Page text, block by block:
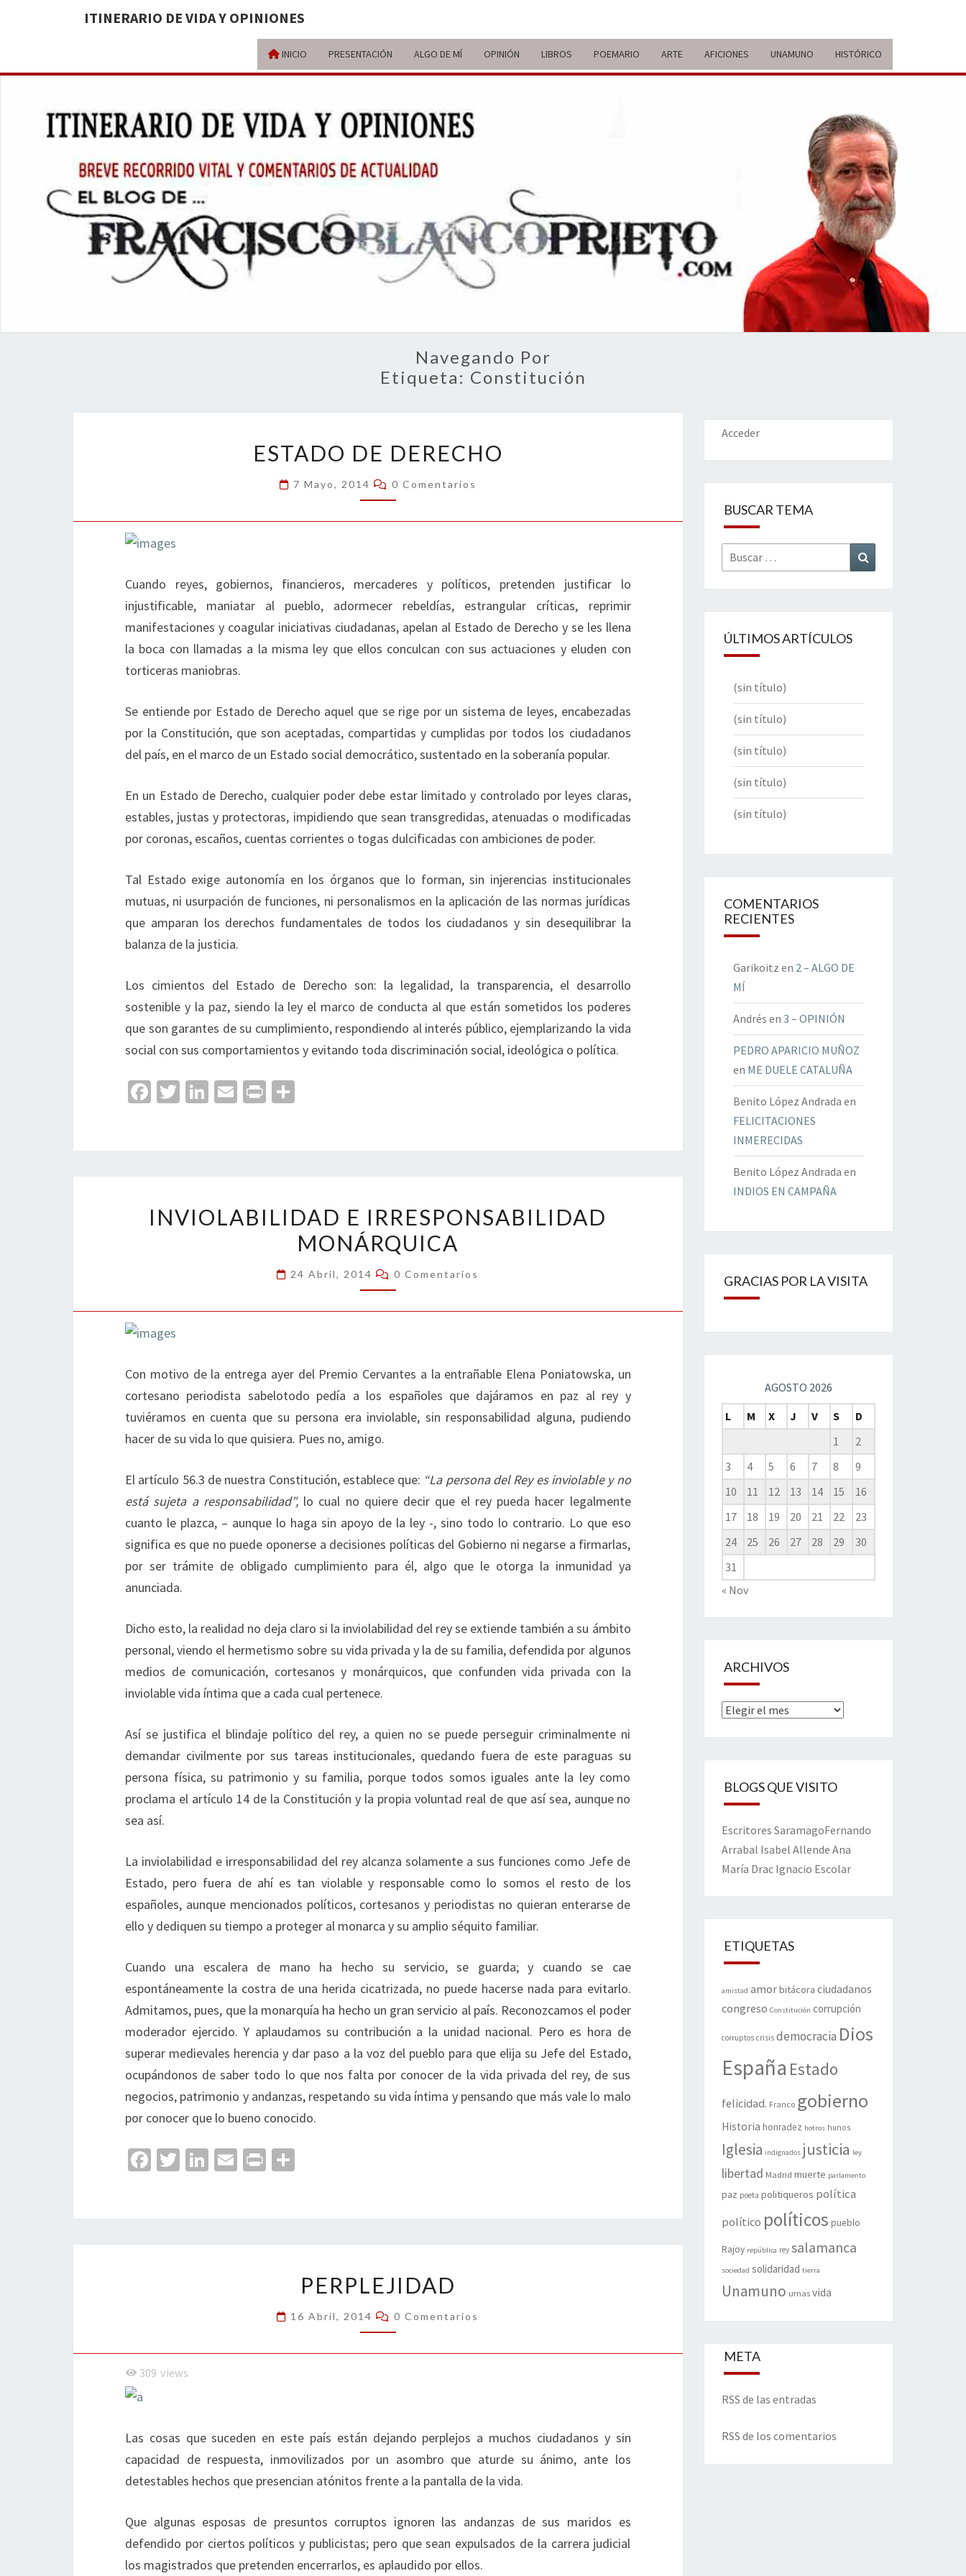
ITINERARIO DE VIDA Y OPINIONES
INICIO PRESENTACIÓN ALGO DE MÍ OPINIÓN LIBROS POEMARIO ARTE AFICIONES UNAMUNO HISTÓRICO
ITINERARIO
DE VIDA Y
OPINIONES
BREVE
RECORRIDO
VITAL Y
COMENTARIOS
ACTUALIDAD
Navegando Por
Etiqueta: Constitución
DE
DERECHO
ESTADO DE DERECHO
7 Mayo, 2014 Comentarios
0 Comentarios
Cuando reyes, gobiernos, financieros, mercaderes y políticos, pretenden justificar lo
injustificable, maniatar al pueblo, adormecer rebeldías, estrangular críticas, reprimir
manifestaciones y coagular iniciativas ciudadanas, apelan al Estado de Derecho y se les llena
la boca con llamadas a la misma ley que ellos conculcan con sus actuaciones y eluden con
torticeras maniobras.
Se entiende por Estado de Derecho aquel que se rige por un sistema de leyes, encabezadas
por la Constitución, que son aceptadas, compartidas y cumplidas por todos los ciudadanos
del país, en el marco de un Estado social democrático, sustentado en la soberanía popular.
En un Estado de Derecho, cualquier poder debe estar limitado y controlado por leyes claras,
estables, justas y protectoras, impidiendo que sean transgredidas, atenuadas o modificadas
por coronas, escaños, cuentas corrientes o togas dulcificadas con ambiciones de poder.
Tal Estado exige autonomía en los órganos que lo forman, sin injerencias institucionales
mutuas, ni usurpación de funciones, ni personalismos en la aplicación de las normas jurídicas
que amparan los derechos fundamentales de todos los ciudadanos y sin desequilibrar la
balanza de la justicia.
Los cimientos del Estado de Derecho son: la legalidad, la transparencia, el desarrollo
sostenible y la paz, siendo la ley el marco de conducta al que están sometidos los poderes
que son garantes de su cumplimiento, respondiendo al interés público, ejemplarizando la vida
social con sus comportamientos y evitando toda discriminación social, ideológica o política.
Fa
o
k
T
Li
n
E
Pr
ar
tir
E
IRRESPONSABILIDAD
INVIOLABILIDAD E IRRESPONSABILIDAD
MONÁRQUICA
24 Abril, 2014 Comentarios
0 Comentarios
Con motivo de la entrega ayer del Premio Cervantes a la entrañable Elena Poniatowska, un
cortesano periodista sabelotodo pedía a los españoles que dajáramos en paz al rey y
tuviéramos en cuenta que su persona era inviolable, sin responsabilidad alguna, pudiendo
hacer de su vida lo que quisiera. Pues no, amigo.
El artículo 56.3 de nuestra Constitución, establece que: “La persona del Rey es inviolable y no
está sujeta a responsabilidad”,lo cual no quiere decir que el rey pueda hacer legalmente
cuanto le plazca, – aunque lo haga sin apoyo de la ley -, sino todo lo contrario. Lo que eso
significa es que no puede oponerse a decisiones políticas del Gobierno ni negarse a firmarlas,
por ser trámite de obligado cumplimiento para él, algo que le otorga la inmunidad ya
anunciada.
Dicho esto, la realidad no deja claro si la inviolabilidad del rey se extiende también a su ámbito
personal, viendo el hermetismo sobre su vida privada y la de su familia, defendida por algunos
medios de comunicación, cortesanos y monárquicos, que confunden vida privada con la
inviolable vida íntima que a cada cual pertenece.
Así se justifica el blindaje político del rey, a quien no se puede perseguir criminalmente ni
demandar civilmente por sus tareas institucionales, quedando fuera de este paraguas su
persona física, su patrimonio y su familia, porque todos somos iguales ante la ley como
proclama el artículo 14 de la Constitución y la propia voluntad real de que así sea, aunque no
sea así.
La inviolabilidad e irresponsabilidad del rey alcanza solamente a sus funciones como Jefe de
Estado, pero fuera de ahí es tan violable y responsable como lo somos el resto de los
españoles, aunque mencionados políticos, cortesanos y periodistas no quieran enterarse de
ello y dediquen su tiempo a proteger al monarca y su amplio séquito familiar.
Cuando una escalera de mano ha hecho su servicio, se guarda; y cuando se cae
espontáneamente la costra de una herida cicatrizada, no puede hacerse nada para evitarlo.
Admitamos, pues, que la monarquía ha hecho un gran servicio al país. Reconozcamos el poder
moderador ejercido. Y aplaudamos su contribución a la unidad nacional. Pero es hora de
superar medievales herencia y dar paso a la voz del pueblo para que elija su Jefe del Estado,
ocupándonos de saber todo lo que nos falta por conocer de la vida privada del rey, de sus
negocios, patrimonio y andanzas, respetando su vida íntima y pensando que más vale lo malo
por conocer que lo bueno conocido.
Fa
o
T
Li
n
E
Pr
ar
tir
PERPLEJIDAD
16 Abril, 2014 Comentarios
0 Comentarios
309 views
Las cosas que suceden en este país están dejando perplejos a muchos ciudadanos y sin
capacidad de respuesta, inmovilizados por un asombro que aturde su ánimo, ante los
detestables hechos que presencian atónitos frente a la pantalla de la vida.
Que algunas esposas de presuntos corruptos ignoren las andanzas de sus maridos es
defendido por ciertos políticos y publicistas; pero que sean expulsados de la carrera judicial
los magistrados que pretenden encerrarlos, es aplaudido por ellos.
Acceder
BUSCAR TEMA
Buscar
por:
ÚLTIMOS ARTÍCULOS
(sin título)
(sin título)
(sin título)
(sin título)
(sin título)
COMENTARIOS
RECIENTES
Garikoitz en 2 – ALGO DE
MÍ
Andrés en 3 – OPINIÓN
PEDRO APARICIO MUÑOZ
en ME DUELE CATALUÑA
Benito López Andrada en
FELICITACIONES
INMERECIDAS
Benito López Andrada en
INDIOS EN CAMPAÑA
GRACIAS POR LA VISITA
AGOSTO 2026
L
M X J V S
D
1
2
3
4 5 6 7 8
9
10
11 12 13 14 15
16
17
18 19 20 21 22
23
24
25 26 27 28 29
30
31
« Nov
ARCHIVOS
Archivos
BLOGS QUE VISITO
Escritores SaramagoFernando
Arrabal Isabel Allende Ana
María Drac Ignacio Escolar
ETIQUETAS
amistad amorbitácora ciudadanos
congreso Constitución corrupción
corruptos crisis democracia Dios
España Estado
felicidad. Franco gobierno
Historia honradez hotros hunos
Iglesia indignados justicia ley
libertad Madrid muerte parlamento
paz poeta politiqueros política
político políticos pueblo
Rajoy república rey salamanca
sociedad solidaridad tierra
Unamuno urnas vida
META
RSS de las entradas
RSS de los comentarios